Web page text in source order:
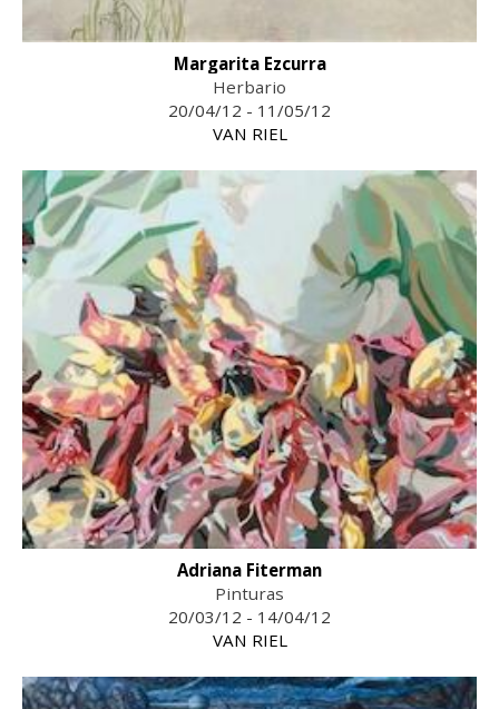
Margarita Ezcurra
Herbario
20/04/12 - 11/05/12
VAN RIEL
Adriana Fiterman
Pinturas
20/03/12 - 14/04/12
VAN RIEL